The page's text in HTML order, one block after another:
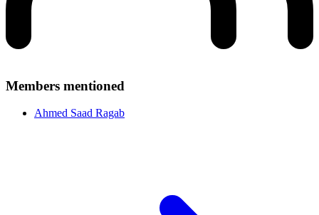
Members mentioned
Ahmed Saad Ragab